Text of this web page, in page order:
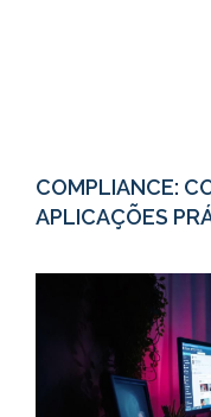
COMPLIANCE:
APLICAÇÕES